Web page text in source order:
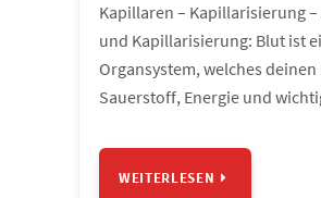
Kapillaren – Kapillarisierung
und Kapillarisierung: Blut ist
Organsystem, welches
Sauerstoff, Energie und
WEITERLESEN